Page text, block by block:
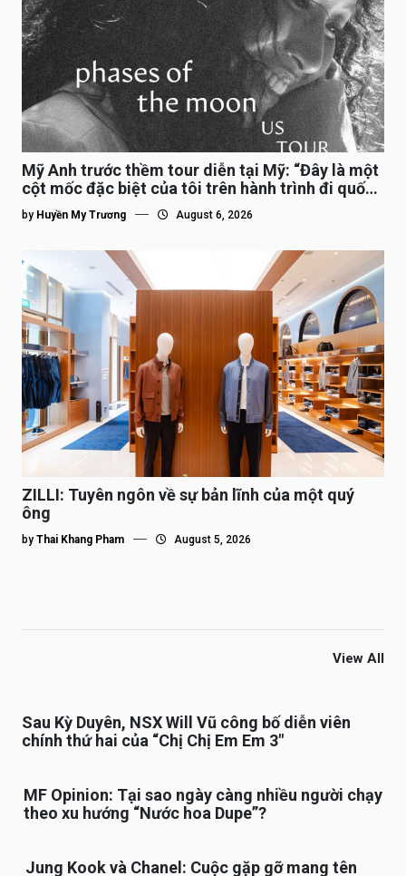
Mỹ Anh trước thềm tour diễn tại Mỹ: “Đây là một
cột mốc đặc biệt của tôi trên hành trình đi quốc
tế”
by Huyền My Trương August 6, 2026
ZILLI: Tuyên ngôn về sự bản lĩnh của một quý
ông
by Thai Khang Pham August 5, 2026
View All
Sau Kỳ Duyên, NSX Will Vũ công bố diễn viên
chính thứ hai của “Chị Chị Em Em 3″
MF Opinion: Tại sao ngày càng nhiều người chạy
theo xu hướng “Nước hoa Dupe”?
Jung Kook và Chanel: Cuộc gặp gỡ mang tên